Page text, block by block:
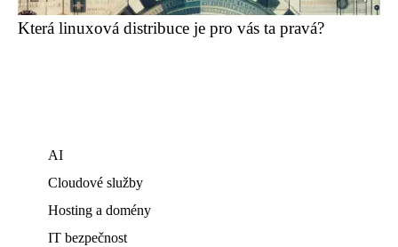
Která linuxová distribuce je pro vás ta pravá?
AI
Cloudové služby
Hosting a domény
IT bezpečnost